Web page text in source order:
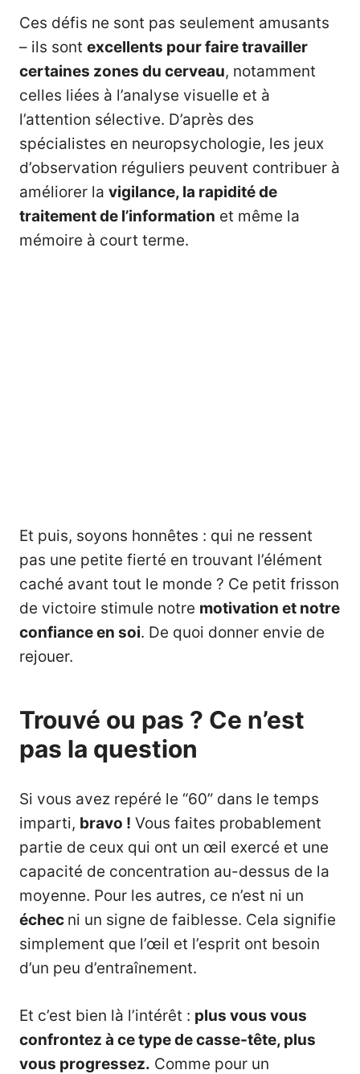
Ces défis ne sont pas seulement amusants
– ils sont excellents pour faire travailler
certaines zones du cerveau, notamment
celles liées à l’analyse visuelle et à
l’attention sélective. D’après des
spécialistes en neuropsychologie, les jeux
d’observation réguliers peuvent contribuer à
améliorer la vigilance, la rapidité de
traitement de l’information et même la
mémoire à court terme.
Et puis, soyons honnêtes : qui ne ressent
pas une petite fierté en trouvant l’élément
caché avant tout le monde ? Ce petit frisson
de victoire stimule notre motivation et notre
confiance en soi. De quoi donner envie de
rejouer.
Trouvé ou pas ? Ce n’est
pas la question
Si vous avez repéré le “60” dans le temps
imparti, bravo ! Vous faites probablement
partie de ceux qui ont un œil exercé et une
capacité de concentration au-dessus de la
moyenne. Pour les autres, ce n’est ni un
échec ni un signe de faiblesse. Cela signifie
simplement que l’œil et l’esprit ont besoin
d’un peu d’entraînement.
Et c’est bien là l’intérêt : plus vous vous
confrontez à ce type de casse-tête, plus
vous progressez. Comme pour un